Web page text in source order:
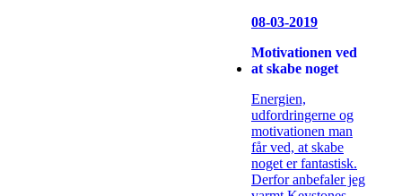
08-03-2019
Motivationen ved
at skabe noget
Energien,
udfordringerne og
motivationen man
får ved, at skabe
noget er fantastisk.
Derfor anbefaler jeg